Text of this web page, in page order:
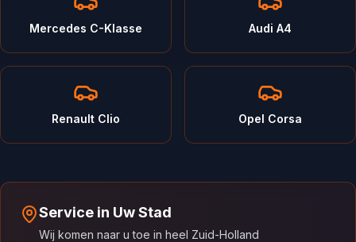
Mercedes C-Klasse Audi A4
Renault Clio Opel Corsa
Service in Uw Stad
Wij komen naar u toe in heel Zuid-Holland